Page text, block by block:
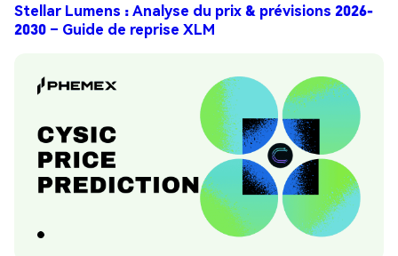
Stellar Lumens : Analyse du prix & prévisions 2026-
2030 – Guide de reprise XLM